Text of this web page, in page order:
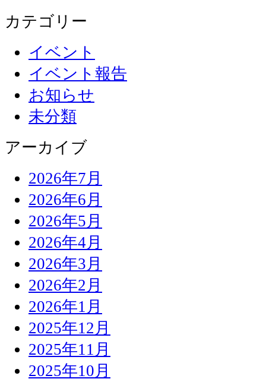
カテゴリー
イベント
イベント報告
お知らせ
未分類
アーカイブ
2026年7月
2026年6月
2026年5月
2026年4月
2026年3月
2026年2月
2026年1月
2025年12月
2025年11月
2025年10月